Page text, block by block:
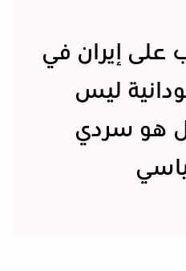
على إيران في
ليس
هو سردي